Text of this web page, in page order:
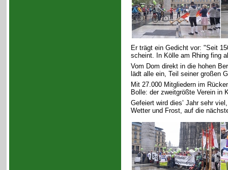
Er trägt ein Gedicht vor: "Seit
scheint. In Kölle am Rhing fing
Vom Dom direkt in die hohen
lädt alle ein, Teil seiner großen
Mit 27.000 Mitgliedern im
Bolle: der zweitgrößte Verein in
Gefeiert wird dies’ Jahr sehr
Wetter und Frost, auf die